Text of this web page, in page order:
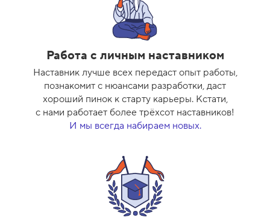
Работа с личным наставником
Наставник лучше всех передаст опыт работы,
познакомит с нюансами разработки, даст
хороший пинок к старту карьеры. Кстати,
с нами работает более трёхсот наставников!
И мы всегда набираем новых.